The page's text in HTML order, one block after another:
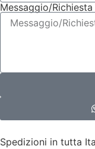
Messaggio/Richiesta
Spedizioni in tutta